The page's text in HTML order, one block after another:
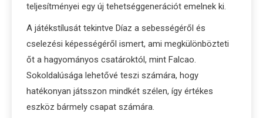
teljesítményei egy új tehetséggenerációt emelnek ki.
A játékstílusát tekintve Díaz a sebességéről és
cselezési képességéről ismert, ami megkülönbözteti
őt a hagyományos csatároktól, mint Falcao.
Sokoldalúsága lehetővé teszi számára, hogy
hatékonyan játsszon mindkét szélen, így értékes
eszköz bármely csapat számára.